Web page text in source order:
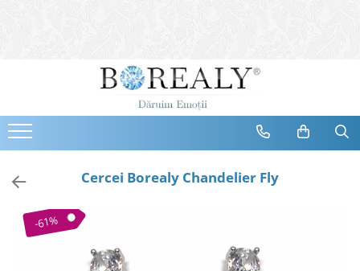
Bijuterii
Cercei
Bratari
Coliere
Brose
Tiare
Cercei Borealy Chandelier Fly
-61%